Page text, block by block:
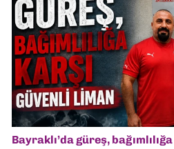
Bayraklı’da güreş,